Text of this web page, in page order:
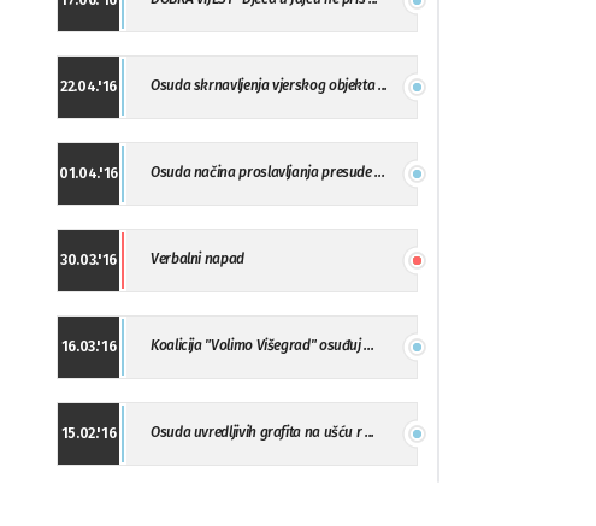
22.04.'16 Osuda skrnavljenja vjerskog objekta ...
01.04.'16 Osuda načina proslavljanja presude ...
30.03.'16 Verbalni napad
16.03.'16 Koalicija "Volimo Višegrad" osuđuj ...
15.02.'16 Osuda uvredljivih grafita na ušću r ...